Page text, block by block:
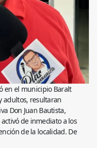
en el municipio Baralt
adultos, resultaran
Don Juan Bautista,
de inmediato a los
de la localidad. De